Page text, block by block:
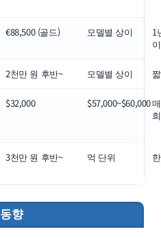
€88,500 (골드) 모델별 상이
1
2천만 원 후반~ 모델별 상이
$32,000 $57,000~$60,000
3천만 원 후반~ 억 단위
향